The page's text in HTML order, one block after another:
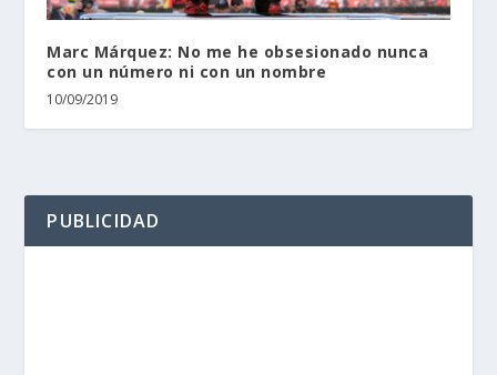
Marc Márquez: No me he obsesionado nunca
con un número ni con un nombre
10/09/2019
PUBLICIDAD